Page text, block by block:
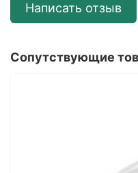
Написать отзыв
Сопутствующие